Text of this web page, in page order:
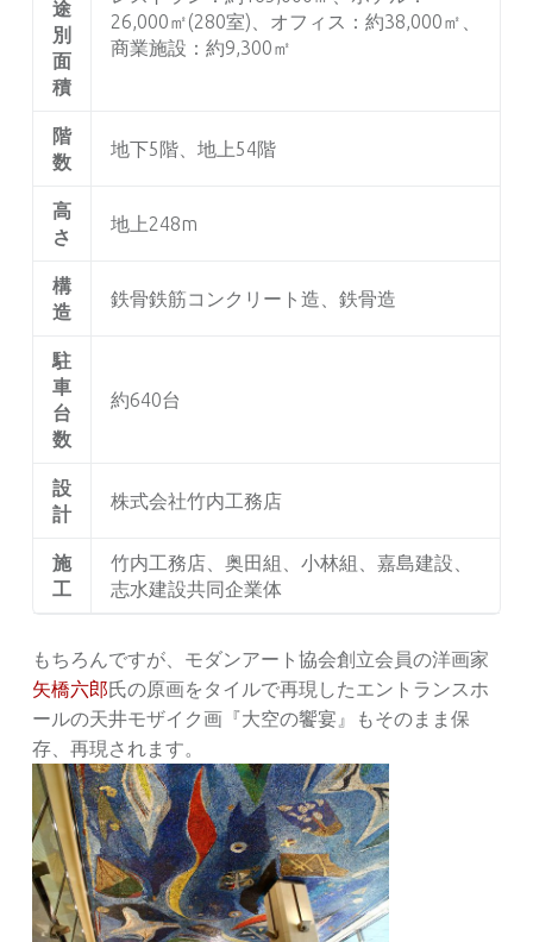
途
別
面
積
26,000㎡(280室)、オフィス：約38,000㎡、
商業施設：約9,300㎡
階
数
地下5階、地上54階
高
さ
地上248m
構
造
鉄骨鉄筋コンクリート造、鉄骨造
駐
車
台
数
約640台
設
計
株式会社竹内工務店
施
工
竹内工務店、奥田組、小林組、嘉島建設、
志水建設共同企業体
もちろんですが、モダンアート協会創立会員の洋画家
矢橋六郎氏の原画をタイルで再現したエントランスホ
ールの天井モザイク画『大空の饗宴』もそのまま保
存、再現されます。